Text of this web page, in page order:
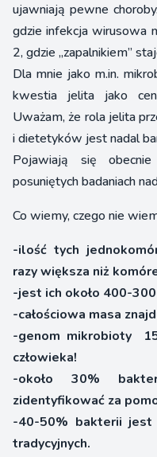
ujawniają pewne
gdzie infekcja wirusowa
2, gdzie „zapalnikiem”
Dla mnie jako m.in.
kwestia jelita jako
Uważam, że rola jelita
i dietetyków jest nadal
Pojawiają się
posuniętych badaniach
Co wiemy, czego nie
-ilość tych
razy większa niż
-jest ich około 400-
-całościowa masa
-genom mikrobioty
człowieka!
-około 30%
zidentyfikować za
-40-50% bakterii jest
tradycyjnych.